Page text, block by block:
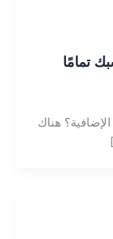
تمامًا
هناك